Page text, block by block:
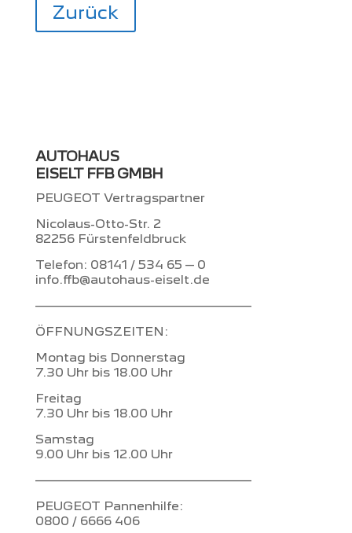
Zurück
AUTOHAUS
EISELT FFB GMBH
PEUGEOT Vertragspartner
Nicolaus-Otto-Str. 2
82256 Fürstenfeldbruck
Telefon: 08141 / 534 65 – 0
info.ffb@autohaus-eiselt.de
–––––––––––––––––––––––––
ÖFFNUNGSZEITEN:
Montag bis Donnerstag
7.30 Uhr bis 18.00 Uhr
Freitag
7.30 Uhr bis 18.00 Uhr
Samstag
9.00 Uhr bis 12.00 Uhr
–––––––––––––––––––––––––
PEUGEOT Pannenhilfe:
0800 / 6666 406